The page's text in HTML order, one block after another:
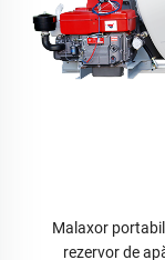
Malaxor
rezervor de